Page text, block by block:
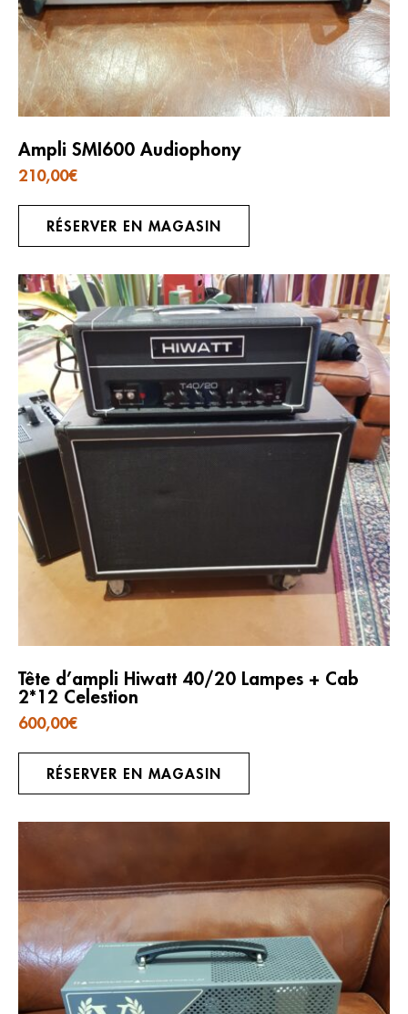
Ampli SMI600 Audiophony
210,00€
RÉSERVER EN MAGASIN
Tête d’ampli Hiwatt 40/20 Lampes + Cab
2*12 Celestion
600,00€
RÉSERVER EN MAGASIN